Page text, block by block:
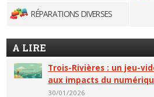
RÉPARATIONS DIVERSES
A LIRE
Trois-Rivières : un jeu-
aux impacts du
30/01/2026